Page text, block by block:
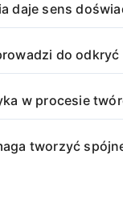
daje sens
do odkryć
w procesie
tworzyć